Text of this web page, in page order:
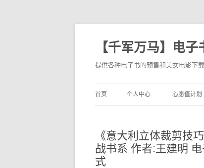
【千军万马】电子
提供各种电子书的预售和美女电影下载
首页 个人中心 心愿值计划
《意大利立体裁剪
战书系 作者:王建明
式